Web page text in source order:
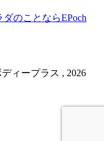
のことならEPoch
ィープラス , 2026